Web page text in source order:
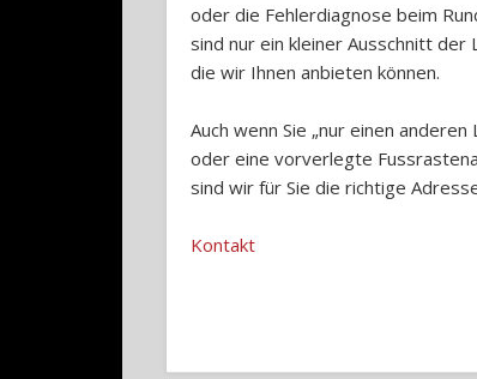
oder die Fehlerdiagnose beim
sind nur ein kleiner Ausschnitt der
die wir Ihnen anbieten können.
Auch wenn Sie „nur einen
oder eine vorverlegte
sind wir für Sie die richtige
Kontakt